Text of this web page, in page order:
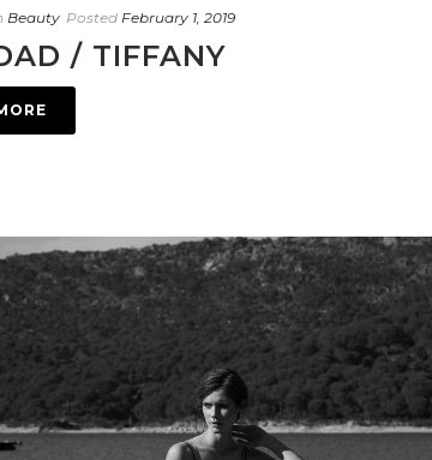
Beauty Posted February 1, 2019
/ TIFFANY